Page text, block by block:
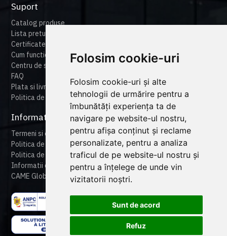
Folosim cookie-uri
Folosim cookie-uri și alte
tehnologii de urmărire pentru a
îmbunătăți experiența ta de
navigare pe website-ul nostru,
pentru afișa conținut și reclame
personalizate, pentru a analiza
traficul de pe website-ul nostru și
pentru a înțelege de unde vin
vizitatorii noștri.
Sunt de acord
Refuz
Suport
Catalog produse
Lista preturi
Certificate
Cum functioneaza cameonline
Centru de suport
FAQ
Plata si livrare
Politica de retur
Informatii legale
Termeni si conditii
Politica de confidentialitate
Politica de cookies
Informatii despre produse
CAME Global